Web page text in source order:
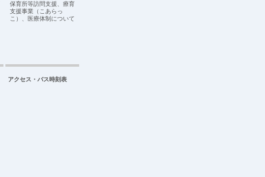
保育所等訪問支援、療育
支援事業（こあらっ
こ）、医療体制について
アクセス・バス時刻表